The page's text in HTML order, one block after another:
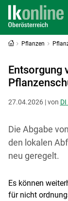
Pflanzen
Entsorgung
27.04.2026 | von
Die Abgabe
den lokalen
neu geregelt.
Es können
für nicht